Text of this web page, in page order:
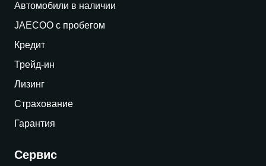
Автомобили в наличии
JAECOO с пробегом
Кредит
Трейд-ин
Лизинг
Страхование
Гарантия
Сервис